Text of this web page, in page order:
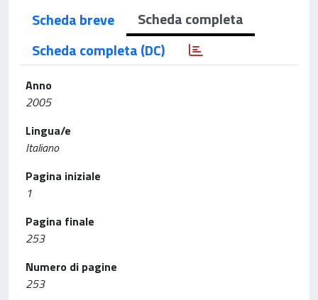
Scheda breve
Scheda completa
Scheda completa (DC)
Anno
2005
Lingua/e
Italiano
Pagina iniziale
1
Pagina finale
253
Numero di pagine
253